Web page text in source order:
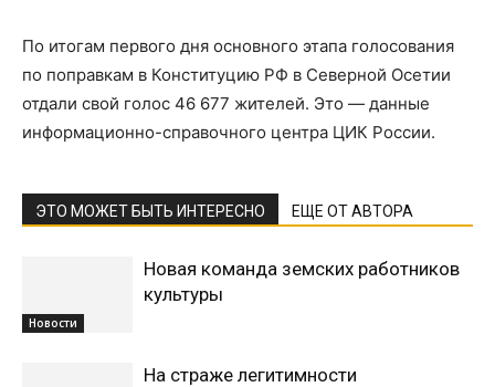
По итогам первого дня основного этапа голосования
по поправкам в Конституцию РФ в Северной Осетии
отдали свой голос 46 677 жителей. Это — данные
информационно-справочного центра ЦИК России.
ЭТО МОЖЕТ БЫТЬ ИНТЕРЕСНО ЕЩЕ ОТ АВТОРА
Новости
Новая команда земских работников
культуры
На страже легитимности